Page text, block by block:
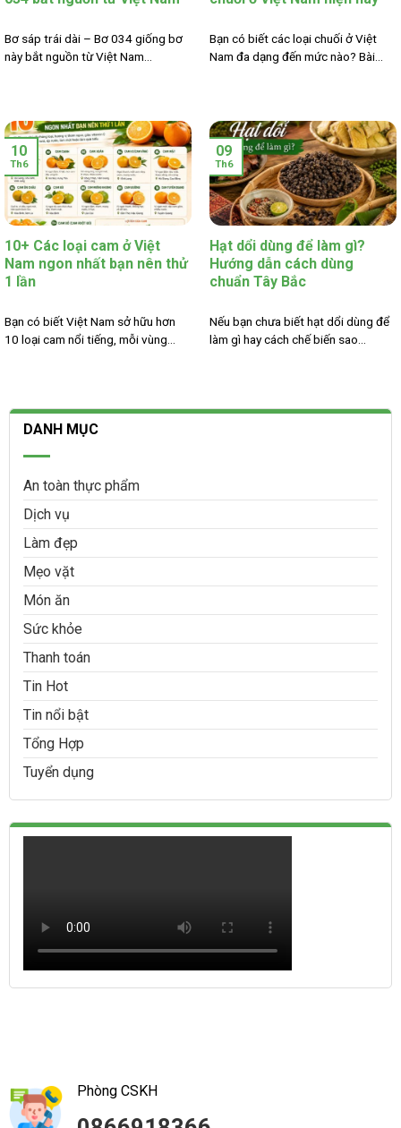
Bơ sáp trái dài – Bơ 034 giống bơ
này bắt nguồn từ Việt Nam...
Bạn có biết các loại chuối ở Việt
Nam đa dạng đến mức nào? Bài...
10+ Các loại cam ở Việt
Nam ngon nhất bạn nên thử
1 lần
Bạn có biết Việt Nam sở hữu hơn
10 loại cam nổi tiếng, mỗi vùng...
10
Th6
Hạt dổi dùng để làm gì?
Hướng dẫn cách dùng
chuẩn Tây Bắc
Nếu bạn chưa biết hạt dổi dùng để
làm gì hay cách chế biến sao...
09
Th6
DANH MỤC
An toàn thực phẩm
Dịch vụ
Làm đẹp
Mẹo vặt
Món ăn
Sức khỏe
Thanh toán
Tin Hot
Tin nổi bật
Tổng Hợp
Tuyển dụng
Phòng CSKH